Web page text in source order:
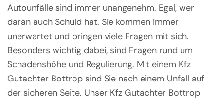
Autounfälle sind immer unangenehm. Egal, wer
daran auch Schuld hat. Sie kommen immer
unerwartet und bringen viele Fragen mit sich.
Besonders wichtig dabei, sind Fragen rund um
Schadenshöhe und Regulierung. Mit einem Kfz
Gutachter Bottrop sind Sie nach einem Unfall auf
der sicheren Seite. Unser Kfz Gutachter Bottrop